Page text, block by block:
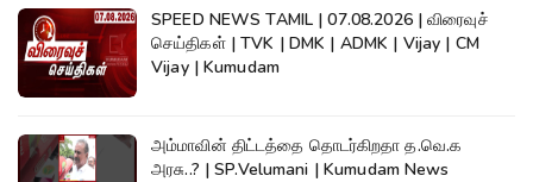
SPEED NEWS TAMIL | 07.08.2026 | விரைவுச்
செய்திகள் | TVK | DMK | ADMK | Vijay | CM
Vijay | Kumudam
அம்மாவின் திட்டத்தை தொடர்கிறதா த.வெ.க
அரசு..? | SP.Velumani | Kumudam News